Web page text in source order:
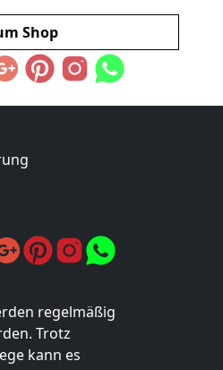
Shop
regelmäßig
Trotz
kann es